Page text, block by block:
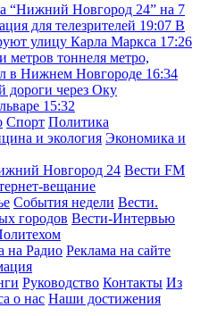
“Нижний Новгород 24” на 7
для телезрителей 19:07 В
улицу Карла Маркса 17:26
тоннеля метро,
в Нижнем Новгороде 16:34
дороги через Оку
15:32
Спорт Политика
и экология Экономика и
Новгород 24 Вести FM
вещание
События недели Вести.
городов Вести-Интервью
на Радио Реклама на сайте
Руководство Контакты Из
о нас Наши достижения